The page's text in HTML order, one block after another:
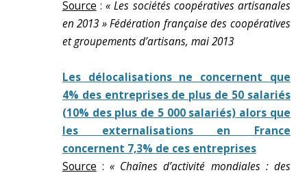
Source :« Les sociétés coopératives artisanales
en 2013 » Fédération française des coopératives
et groupements d’artisans, mai 2013
Les délocalisations ne concernent que
4% des entreprises de plus de 50 salariés
(10% des plus de 5 000 salariés) alors que
les externalisations en France
concernent 7,3% de ces entreprises
Source :« Chaînes d’activité mondiales : des